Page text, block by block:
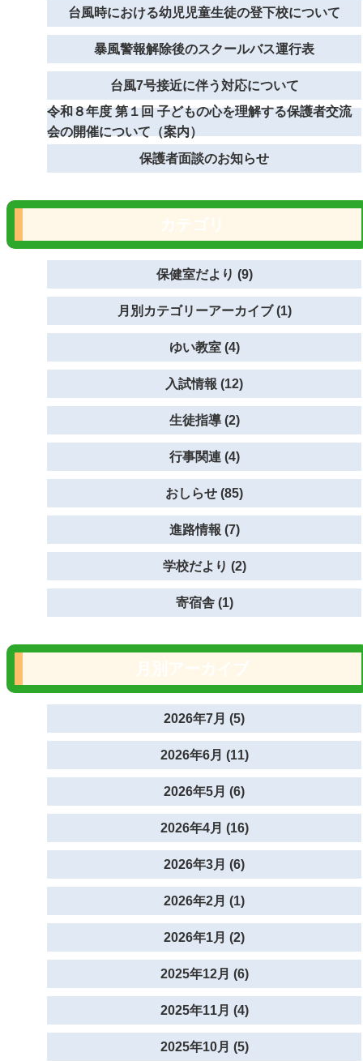
台風時における幼児児童生徒の登下校について
暴風警報解除後のスクールバス運行表
台風7号接近に伴う対応について
令和８年度 第１回 子どもの心を理解する保護者交流
会の開催について（案内）
保護者面談のお知らせ
保健室だより (9)
月別カテゴリーアーカイブ (1)
ゆい教室 (4)
入試情報 (12)
生徒指導 (2)
行事関連 (4)
おしらせ (85)
進路情報 (7)
学校だより (2)
寄宿舎 (1)
2026年7月 (5)
2026年6月 (11)
2026年5月 (6)
2026年4月 (16)
2026年3月 (6)
2026年2月 (1)
2026年1月 (2)
2025年12月 (6)
2025年11月 (4)
2025年10月 (5)